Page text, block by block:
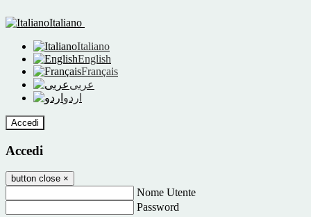
Italiano
Italiano
English
Français
عربى
اردو
Accedi
Accedi
button close ×
Nome Utente
Password